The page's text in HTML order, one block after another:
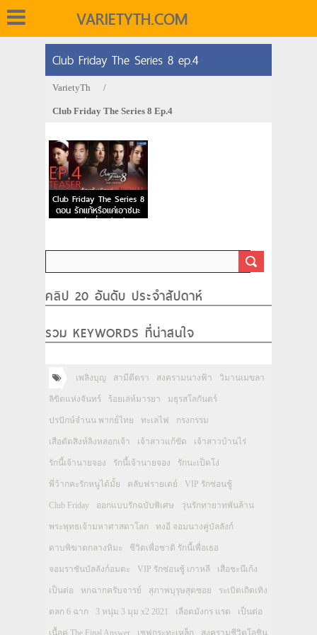
VARIETYTH.COM
Club Friday The Series 8 ep.4
VarietyTh /
Club Friday The Series 8 Ep.4
Club Friday The Series 8
ตอน รักแท้หรือแค่เอาชนะ
Ep.4 วันที่ 27/08/59
คลิป 20 อันดับ ประจำสัปดาห์
รวม KEYWORDS ที่น่าสนใจ
เพลิงบุญ สามีตีตรา สงครามนางฟ้า วิมานเมขลา
ลิขิตแห่งจันทร์ ร้อยเล่ห์มารยา มธุรสโลกันตร์
ปรปักษ์จำนน พากย์ไทย ทะเลไฟ กรงกรรม
เสือตัดสิงห์ลิงหลอกเจ้า เจ้าสาวแก้ขัด เจ้าสาวบ้านไร่
รักนี้เจ้านายจอง รักนี้เจ้านายจอง รักนะเป็ดโง่
พี่ว้ากคะรักหนูได้มั้ย คลับฟรายเดย์ VIP รักซ่อนชู้
Club Friday ออกแบบรักฉบับพิเศษ วุ่นรักทายาทพันล้าน
พระพุทธเจ้ามหาศาสดาโลก ทงอี จอมนางคู่บัลลังก์
ดาบพิฆาตกลางหิมะ ชีวิตเพื่อชาติ รักนี้เพื่อเธอ
จอมราชันบัลลังก์อมตะ VIP รักซ่อนชู้ เกาหลี เสือชะนีเก้ง
เป็นต่อ หกฉากครับจารย์ สุภาพบุรุษสุดซอย ระเบิดเถิดเทิง
ตลก 6 ฉาก 3 หนุ่ม 3 มุม x2 2021 เลือดมังกร แรด เป็นต่อ
เนื้อคู่ The Final Answer เชฟกระทะเหล็ก สงครามชีวิตโอชิน